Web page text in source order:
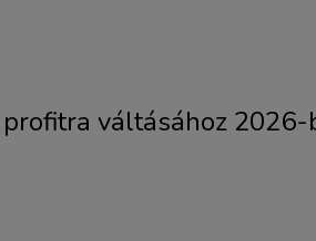
váltásához 2026-